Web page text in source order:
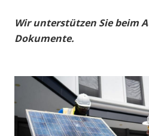
Wir unterstützen Sie beim
Dokumente.